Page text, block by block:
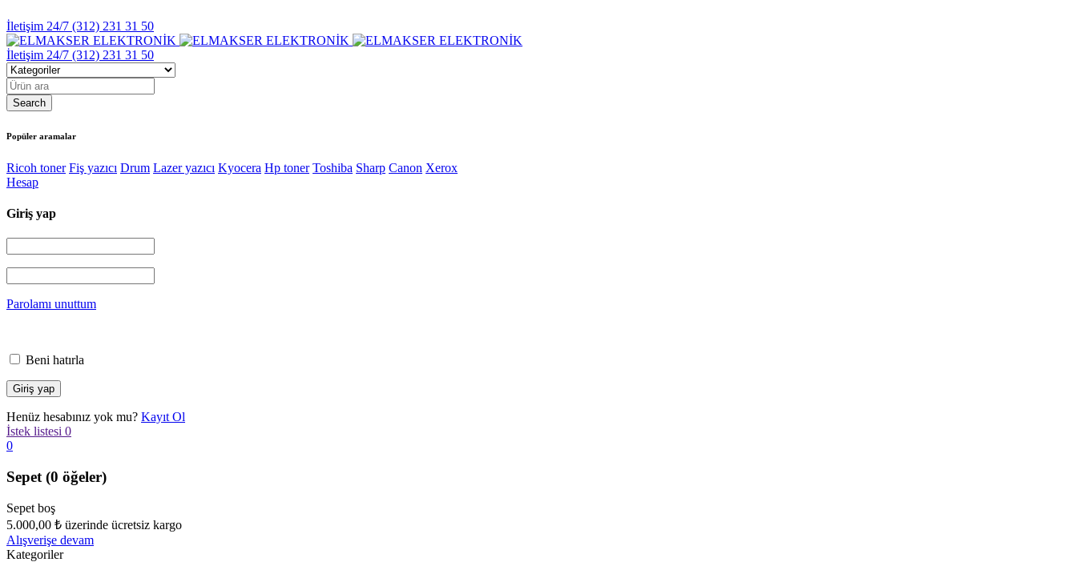
İletişim 24/7 (312) 231 31 50
İletişim 24/7 (312) 231 31 50
Popüler aramalar
Ricoh toner Fiş yazıcı Drum Lazer yazıcı Kyocera Hp toner Toshiba Sharp Canon Xerox
Hesap
Giriş yap
Parolamı unuttum
Beni hatırla
Henüz hesabınız yok mu? Kayıt Ol
İstek listesi 0
0
Sepet (0 öğeler)
Sepet boş
5.000,00 ₺ üzerinde ücretsiz kargo
Alışverişe devam
Kategoriler